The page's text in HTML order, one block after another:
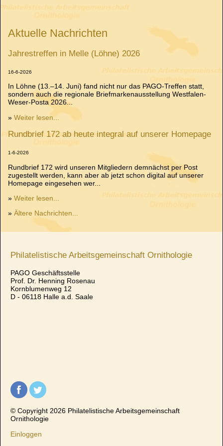
Aktuelle Nachrichten
Jahrestreffen in Melle (Löhne) 2026
16-6-2026
In Löhne (13.–14. Juni) fand nicht nur das PAGO-Treffen statt,
sondern auch die regionale Briefmarkenausstellung Westfalen-
Weser-Posta 2026...
» Weiter lesen...
Rundbrief 172 ab heute integral auf unserer Homepage
1-6-2026
Rundbrief 172 wird unseren Mitgliedern demnächst per Post
zugestellt werden, kann aber ab jetzt schon digital auf unserer
Homepage eingesehen wer...
» Weiter lesen...
» Ältere Nachrichten...
Philatelistische Arbeitsgemeinschaft Ornithologie
PAGO Geschäftsstelle
Prof. Dr. Henning Rosenau
Kornblumenweg 12
D - 06118 Halle a.d. Saale
© Copyright 2026 Philatelistische Arbeitsgemeinschaft
Ornithologie
Einloggen